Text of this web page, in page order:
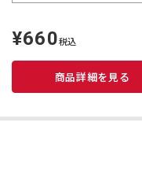
定
価
¥660税込
商品詳細を見る